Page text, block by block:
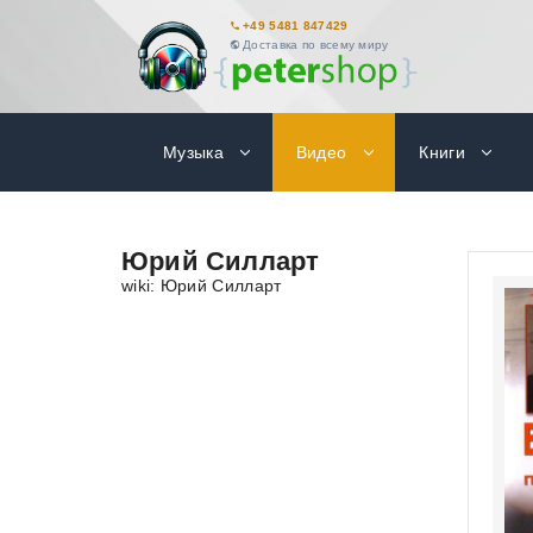
+49 5481 847429
Доставка по всему миру
Музыка Видео Книги
Юрий Силларт
wiki: Юрий Силларт